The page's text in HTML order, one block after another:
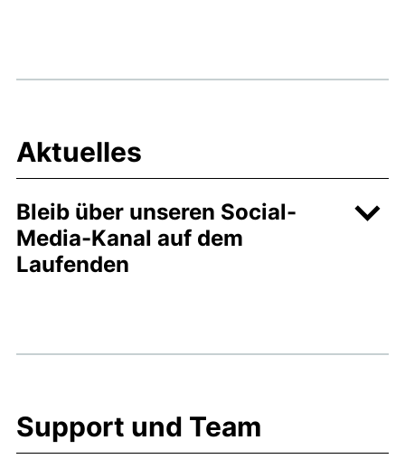
Aktuelles
Bleib über unseren Social-
Media-Kanal auf dem
Laufenden
Support und Team